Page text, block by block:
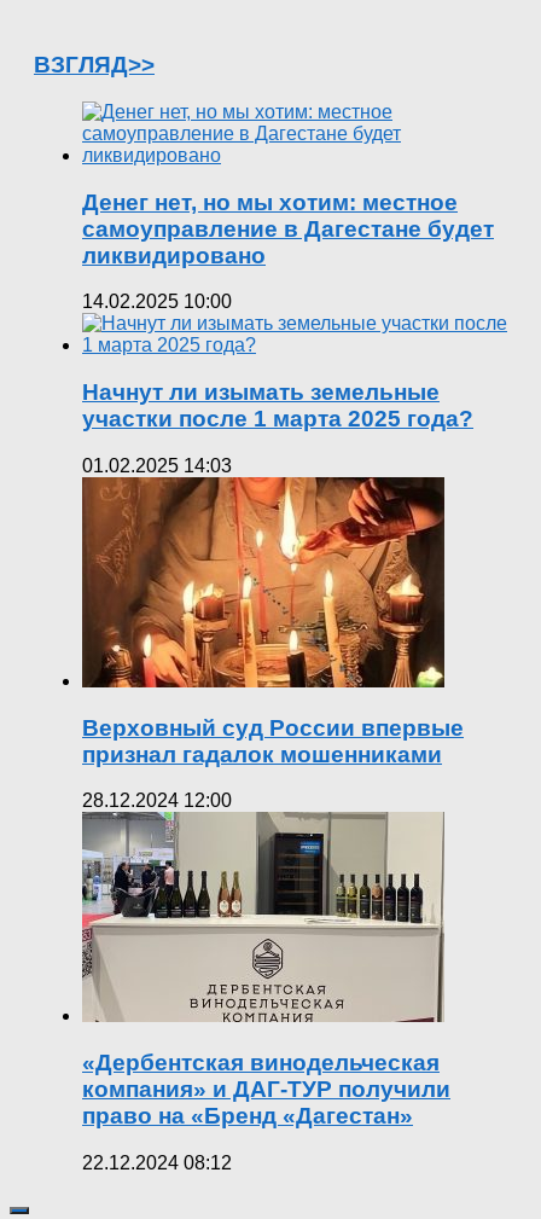
ВЗГЛЯД>>
Денег нет, но мы хотим: местное
самоуправление в Дагестане будет
ликвидировано
14.02.2025 10:00
Начнут ли изымать земельные
участки после 1 марта 2025 года?
01.02.2025 14:03
Верховный суд России впервые
признал гадалок мошенниками
28.12.2024 12:00
«Дербентская винодельческая
компания» и ДАГ-ТУР получили
право на «Бренд «Дагестан»
22.12.2024 08:12